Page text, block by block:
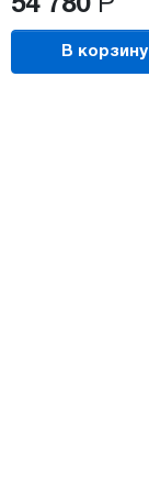
54 780 Р
В корзину